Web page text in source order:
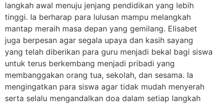
langkah awal menuju jenjang pendidikan yang lebih
tinggi. Ia berharap para lulusan mampu melangkah
mantap meraih masa depan yang gemilang. Elisabet
juga berpesan agar segala upaya dan kasih sayang
yang telah diberikan para guru menjadi bekal bagi siswa
untuk terus berkembang menjadi pribadi yang
membanggakan orang tua, sekolah, dan sesama. Ia
mengingatkan para siswa agar tidak mudah menyerah
serta selalu mengandalkan doa dalam setiap langkah